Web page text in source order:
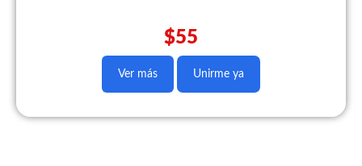
$55
Ver más Unirme ya